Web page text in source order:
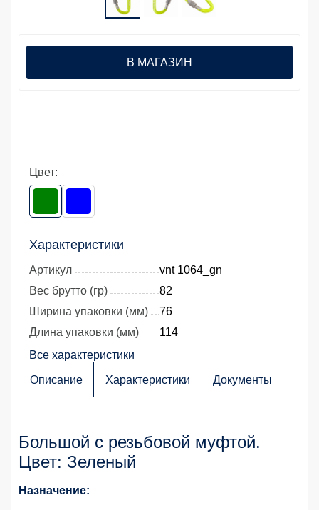
Цвет:
Характеристики
Артикул
vnt 1064_gn
Вес брутто (гр)
82
Ширина упаковки (мм)
76
Длина упаковки (мм)
114
Все характеристики
В МАГАЗИН
Описание Характеристики Документы
Большой с резьбовой муфтой.
Цвет: Зеленый
Назначение: